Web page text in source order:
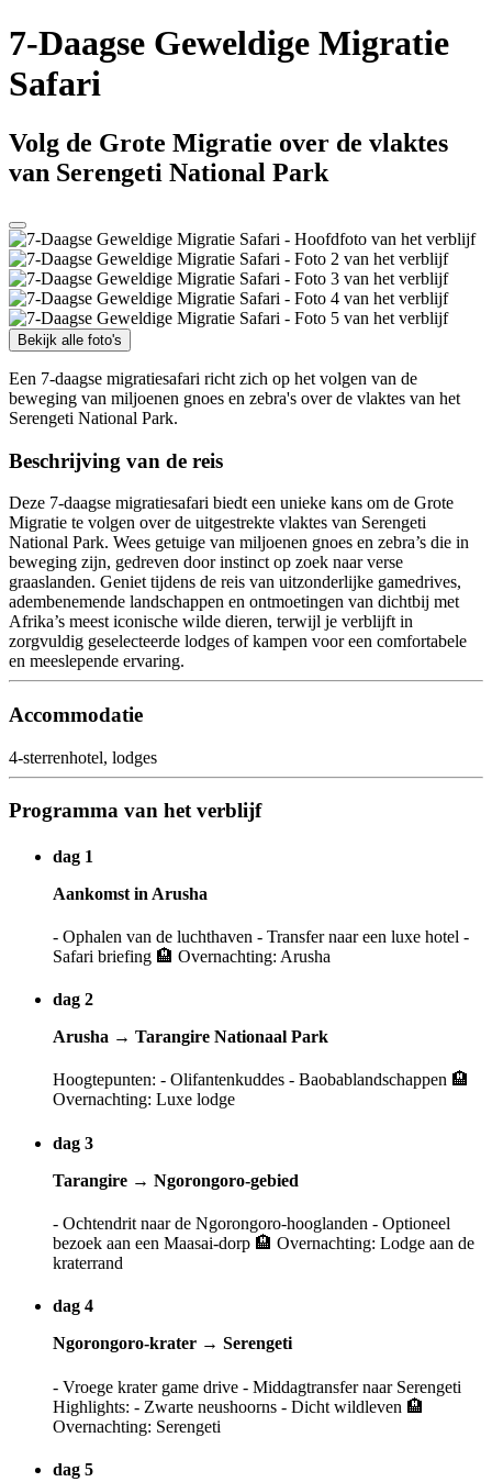
7-Daagse Geweldige Migratie
Safari
Volg de Grote Migratie over de vlaktes
van Serengeti National Park
Bekijk alle foto's
Een 7-daagse migratiesafari richt zich op het volgen van de
beweging van miljoenen gnoes en zebra's over de vlaktes van het
Serengeti National Park.
Beschrijving van de reis
Deze 7-daagse migratiesafari biedt een unieke kans om de Grote
Migratie te volgen over de uitgestrekte vlaktes van Serengeti
National Park. Wees getuige van miljoenen gnoes en zebra’s die in
beweging zijn, gedreven door instinct op zoek naar verse
graaslanden. Geniet tijdens de reis van uitzonderlijke gamedrives,
adembenemende landschappen en ontmoetingen van dichtbij met
Afrika’s meest iconische wilde dieren, terwijl je verblijft in
zorgvuldig geselecteerde lodges of kampen voor een comfortabele
en meeslepende ervaring.
Accommodatie
4-sterrenhotel, lodges
Programma van het verblijf
dag 1
Aankomst in Arusha
- Ophalen van de luchthaven - Transfer naar een luxe hotel -
Safari briefing 🏨 Overnachting: Arusha
dag 2
Arusha → Tarangire Nationaal Park
Hoogtepunten: - Olifantenkuddes - Baobablandschappen 🏨
Overnachting: Luxe lodge
dag 3
Tarangire → Ngorongoro-gebied
- Ochtendrit naar de Ngorongoro-hooglanden - Optioneel
bezoek aan een Maasai-dorp 🏨 Overnachting: Lodge aan de
kraterrand
dag 4
Ngorongoro-krater → Serengeti
- Vroege krater game drive - Middagtransfer naar Serengeti
Highlights: - Zwarte neushoorns - Dicht wildleven 🏨
Overnachting: Serengeti
dag 5